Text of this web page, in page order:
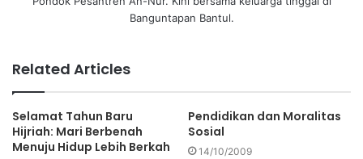
Banguntapan Bantul.
Related Articles
Selamat Tahun Baru
Hijriah: Mari Berbenah
Menuju Hidup Lebih Berkah
Pendidikan dan Moralitas
Sosial
14/10/2009